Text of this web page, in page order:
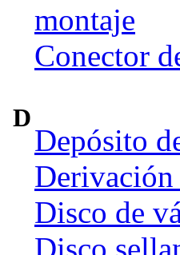
montaje
Conector
D
Depósito
Disco de
Disco